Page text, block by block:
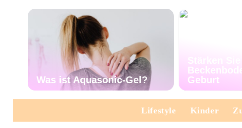
Was ist Aquasonic-Gel?
Stärken Sie
Geburt
Lifestyle Kinder